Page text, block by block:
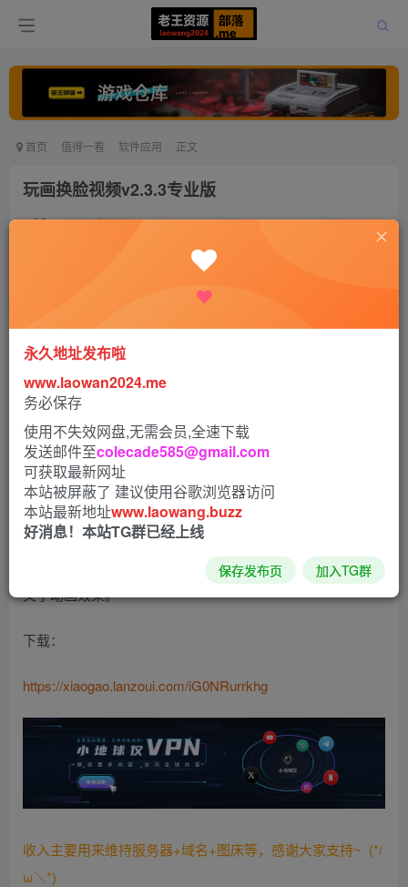
首页 值得一看 软件应用 正文
玩画换脸视频v2.3.3专业版
老王 打赏
软件介绍：
玩画是一款海报设计、短视频制作应用。
海量的海报模板，适合各类应用场景。
简单快速的制作流程，一分钟即可完成一张海报。
玩画也是专业玩转视频动画的一款应用，用户可以制作各种
文字动画效果。
下载：
https://xiaogao.lanzoui.com/iG0NRurrkhg
收入主要用来维持服务器+域名+图床等，感谢大家支持~ (*/
ω＼*)
永久地址发布啦
www.laowan2024.me
务必保存
使用不失效网盘,无需会员,全速下载
发送邮件至colecade585@gmail.com
可获取最新网址
本站被屏蔽了 建议使用谷歌浏览器访问
本站最新地址www.laowang.buzz
好消息！本站TG群已经上线
保存发布页 加入TG群